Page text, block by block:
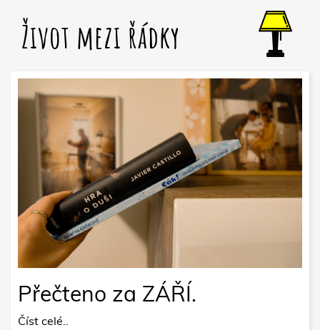
Život mezi řádky
Přečteno za ZÁŘÍ.
Číst celé..